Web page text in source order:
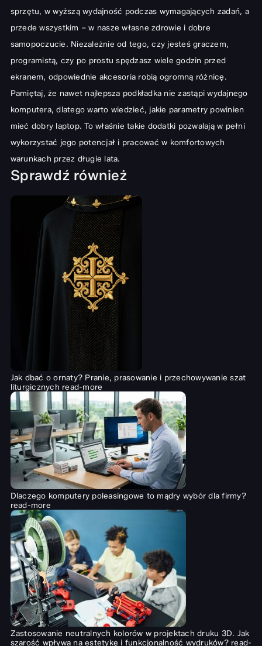
sprzętu, w wyższą wydajność podczas wymagających zadań, a
przede wszystkim – w nasze własne zdrowie i dobre
samopoczucie. Niezależnie od tego, czy jesteś graczem,
programistą, czy po prostu spędzasz wiele godzin przed
ekranem, odpowiednie akcesoria robią ogromną różnicę.
Pamiętaj, że nawet najlepsza podkładka nie zastąpi wydajnego
komputera, dlatego warto wiedzieć, jakie parametry powinien
mieć dobry laptop. To właśnie takie dodatki pozwalają w pełni
wykorzystać jego potencjał i pracować w komfortowych
warunkach przez długie lata.
Sprawdź również
Jak dbać o ornaty? Pranie, prasowanie i przechowywanie szat
liturgicznych read-more
Dlaczego komputery poleasingowe to mądry wybór dla firmy?
read-more
Zastosowanie neutralnych kolorów w projektach druku 3D. Jak
szarość wpływa na estetykę i funkcjonalność wydruków? read-